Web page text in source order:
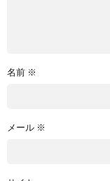
名前 ※
メール ※